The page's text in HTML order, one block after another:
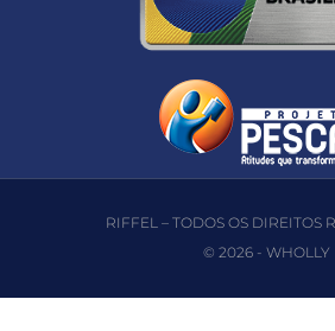
RIFFEL – TODOS OS DIREITOS
© 2026 - WHOLLY